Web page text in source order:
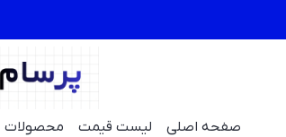
صفحه اصلی لیست قیمت محصولات